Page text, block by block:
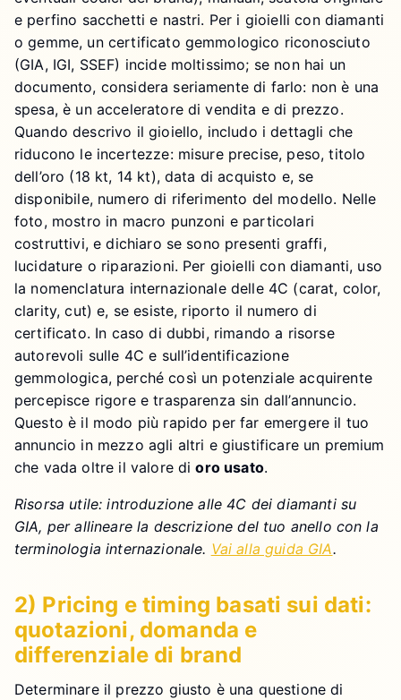
e perfino sacchetti e nastri. Per i gioielli con diamanti
o gemme, un certificato gemmologico riconosciuto
(GIA, IGI, SSEF) incide moltissimo; se non hai un
documento, considera seriamente di farlo: non è una
spesa, è un acceleratore di vendita e di prezzo.
Quando descrivo il gioiello, includo i dettagli che
riducono le incertezze: misure precise, peso, titolo
dell’oro (18 kt, 14 kt), data di acquisto e, se
disponibile, numero di riferimento del modello. Nelle
foto, mostro in macro punzoni e particolari
costruttivi, e dichiaro se sono presenti graffi,
lucidature o riparazioni. Per gioielli con diamanti, uso
la nomenclatura internazionale delle 4C (carat, color,
clarity, cut) e, se esiste, riporto il numero di
certificato. In caso di dubbi, rimando a risorse
autorevoli sulle 4C e sull’identificazione
gemmologica, perché così un potenziale acquirente
percepisce rigore e trasparenza sin dall’annuncio.
Questo è il modo più rapido per far emergere il tuo
annuncio in mezzo agli altri e giustificare un premium
che vada oltre il valore dioro usato.
Risorsa utile: introduzione alle 4C dei diamanti su
GIA, per allineare la descrizione del tuo anello con la
terminologia internazionale. Vai alla guida GIA.
2) Pricing e timing basati sui dati:
quotazioni, domanda e
differenziale di brand
Determinare il prezzo giusto è una questione di